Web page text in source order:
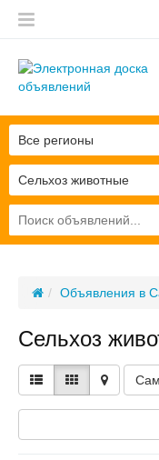
Сельхоз животные
Все регионы
Объявления в
Сельхоз